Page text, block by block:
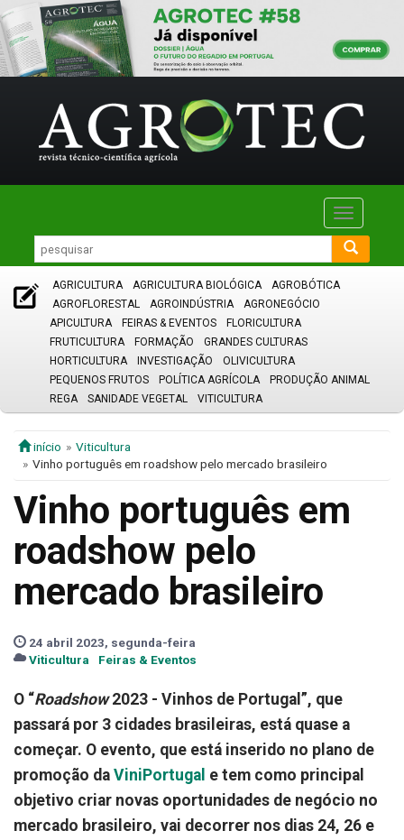
Toggle
AGRICULTURA AGRICULTURA BIOLÓGICA
AGROBÓTICA
AGROFLORESTAL
AGROINDÚSTRIA
AGRONEGÓCIO
APICULTURA
FEIRAS & EVENTOS
FLORICULTURA
FRUTICULTURA
FORMAÇÃO
GRANDES CULTURAS
HORTICULTURA
INVESTIGAÇÃO
OLIVICULTURA
PEQUENOS FRUTOS
POLÍTICA AGRÍCOLA
PRODUÇÃO ANIMAL
REGA
SANIDADE VEGETAL VITICULTURA
início
Viticultura
Vinho português em roadshow pelo mercado brasileiro
Vinho português em
roadshow pelo
mercado brasileiro
24 abril 2023, segunda-feira
Viticultura
Feiras & Eventos
O “Roadshow2023 - Vinhos de Portugal”, que
passará por 3 cidades brasileiras, está quase a
começar. O evento, que está inserido no plano de
promoção da ViniPortugal e tem como principal
objetivo criar novas oportunidades de negócio no
mercado brasileiro, vai decorrer nos dias 24, 26 e